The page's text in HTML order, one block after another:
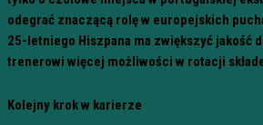
odegrać znaczącą rolę w europejskich
25-letniego Hiszpana ma zwiększyć jakość
trenerowi więcej możliwości w rotacji
Kolejny krok w karierze